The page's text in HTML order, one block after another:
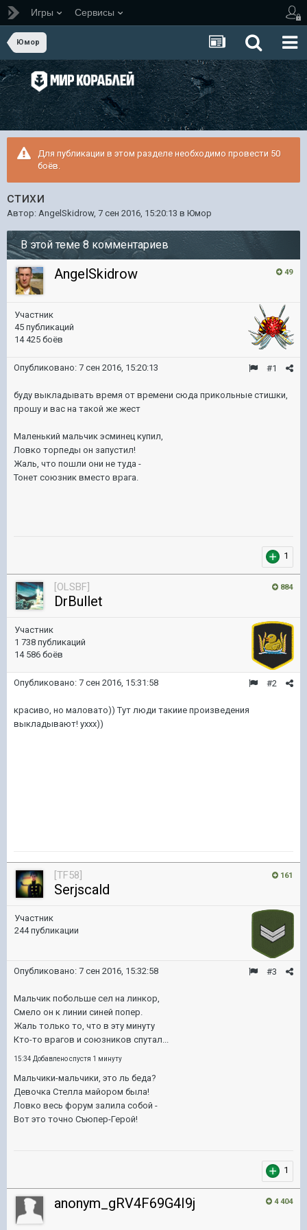
Игры Сервисы
Юмор
Для публикации в этом разделе необходимо провести 50
боёв.
стихи
Автор: AngelSkidrow, 7 сен 2016, 15:20:13 в Юмор
В этой теме 8 комментариев
49
AngelSkidrow
Участник
45 публикаций
14 425 боёв
#1
Опубликовано: 7 сен 2016, 15:20:13
буду выкладывать время от времени сюда прикольные стишки,
прошу и вас на такой же жест
Маленький мальчик эсминец купил,
Ловко торпеды он запустил!
Жаль, что пошли они не туда -
Тонет союзник вместо врага.
1
884
[OLSBF]
DrBullet
Участник
1 738 публикаций
14 586 боёв
#2
Опубликовано: 7 сен 2016, 15:31:58
красиво, но маловато)) Тут люди такиие произведения
выкладывают! уххх))
161
[TF58]
Serjscald
Участник
244 публикации
#3
Опубликовано: 7 сен 2016, 15:32:58
Мальчик побольше сел на линкор,
Смело он к линии синей попер.
Жаль только то, что в эту минуту
Кто-то врагов и союзников спутал...
15:34 Добавлено спустя 1 минуту
Мальчики-мальчики, это ль беда?
Девочка Стелла майором была!
Ловко весь форум залила собой -
Вот это точно Съюпер-Герой!
1
4 404
anonym_gRV4F69G4I9j